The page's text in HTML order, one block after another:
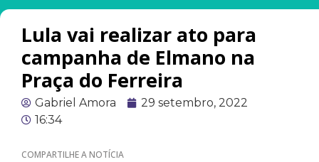
Lula vai realizar ato para
campanha de Elmano na
Praça do Ferreira
Gabriel Amora
29 setembro, 2022
16:34
COMPARTILHE A NOTÍCIA